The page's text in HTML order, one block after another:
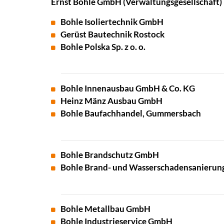
Bohle Isoliertechnik GmbH
Gerüst Bautechnik Rostock
Bohle Polska Sp. z o. o.
Bohle Innenausbau GmbH & Co. KG
Heinz Mänz Ausbau GmbH
Bohle Baufachhandel, Gummersbach
Bohle Brandschutz GmbH
Bohle Brand- und
Bohle Metallbau GmbH
Bohle Industrieservice GmbH